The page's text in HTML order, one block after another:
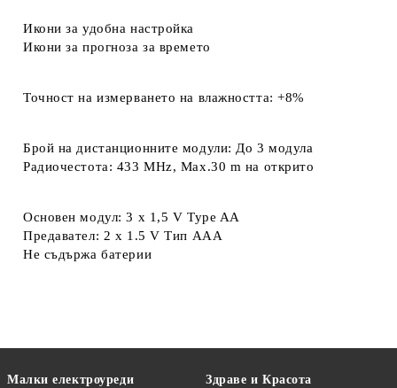
Икони за удобна настройка
Икони за прогноза за времето
Точност на измерването на влажността: +8%
Брой на дистанционните модули: До 3 модула
Радиочестота: 433 MHz, Max.30 m на открито
Основен модул: 3 x 1,5 V Type AA
Предавател: 2 x 1.5 V Тип AAA
Не съдържа батерии
Малки електроуреди Здраве и Красота